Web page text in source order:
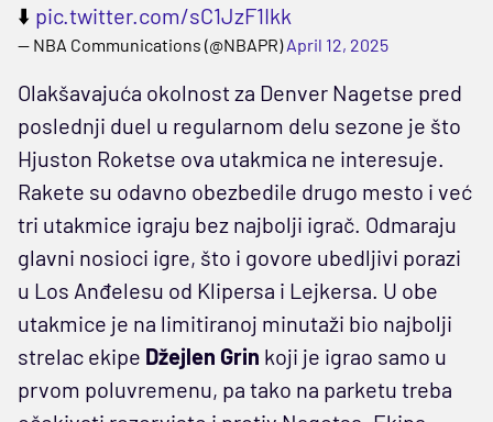
⬇️ pic.twitter.com/sC1JzF1Ikk
— NBA Communications (@NBAPR)April 12, 2025
Olakšavajuća okolnost za Denver Nagetse pred
poslednji duel u regularnom delu sezone je što
Hjuston Roketse ova utakmica ne interesuje.
Rakete su odavno obezbedile drugo mesto i već
tri utakmice igraju bez najbolji igrač. Odmaraju
glavni nosioci igre, što i govore ubedljivi porazi
u Los Anđelesu od Klipersa i Lejkersa. U obe
utakmice je na limitiranoj minutaži bio najbolji
strelac ekipe Džejlen Grin koji je igrao samo u
prvom poluvremenu, pa tako na parketu treba